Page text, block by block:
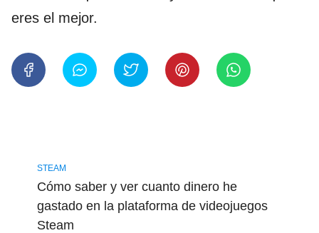
eres el mejor.
STEAM
Cómo saber y ver cuanto dinero he
gastado en la plataforma de videojuegos
Steam